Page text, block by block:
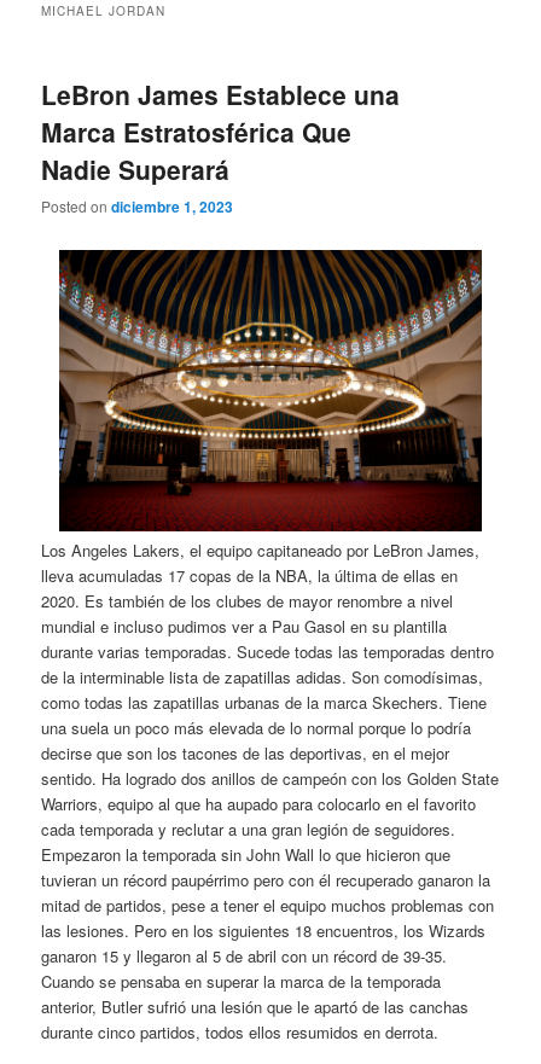
MICHAEL JORDAN
LeBron James Establece una
Marca Estratosférica Que
Nadie Superará
Posted ondiciembre 1, 2023
Los Angeles Lakers, el equipo capitaneado por LeBron James,
lleva acumuladas 17 copas de la NBA, la última de ellas en
2020. Es también de los clubes de mayor renombre a nivel
mundial e incluso pudimos ver a Pau Gasol en su plantilla
durante varias temporadas. Sucede todas las temporadas dentro
de la interminable lista de zapatillas adidas. Son comodísimas,
como todas las zapatillas urbanas de la marca Skechers. Tiene
una suela un poco más elevada de lo normal porque lo podría
decirse que son los tacones de las deportivas, en el mejor
sentido. Ha logrado dos anillos de campeón con los Golden State
Warriors, equipo al que ha aupado para colocarlo en el favorito
cada temporada y reclutar a una gran legión de seguidores.
Empezaron la temporada sin John Wall lo que hicieron que
tuvieran un récord paupérrimo pero con él recuperado ganaron la
mitad de partidos, pese a tener el equipo muchos problemas con
las lesiones. Pero en los siguientes 18 encuentros, los Wizards
ganaron 15 y llegaron al 5 de abril con un récord de 39-35.
Cuando se pensaba en superar la marca de la temporada
anterior, Butler sufrió una lesión que le apartó de las canchas
durante cinco partidos, todos ellos resumidos en derrota.